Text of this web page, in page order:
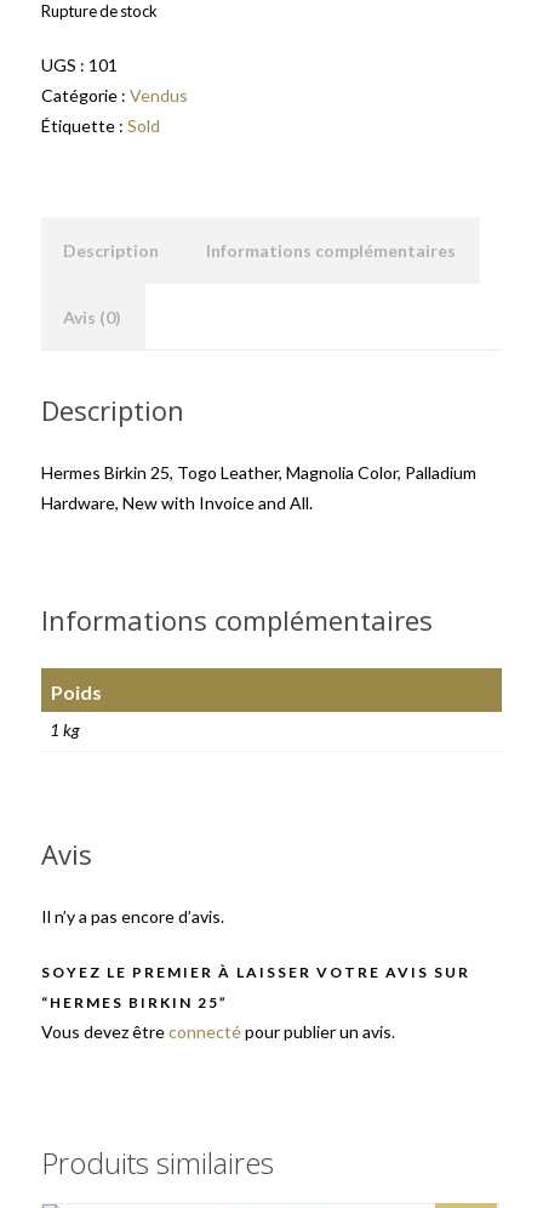
Rupture de stock
UGS : 101
Catégorie : Vendus
Étiquette : Sold
Description Informations complémentaires
Avis (0)
Description
Hermes Birkin 25, Togo Leather, Magnolia Color, Palladium
Hardware, New with Invoice and All.
Informations complémentaires
Poids
1 kg
Avis
Il n’y a pas encore d’avis.
SOYEZ LE PREMIER À LAISSER VOTRE AVIS SUR
“HERMES BIRKIN 25”
Vous devez êtreconnectépour publier un avis.
Produits similaires